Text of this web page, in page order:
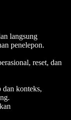
langsung
penelepon.
reset, dan
dan konteks,